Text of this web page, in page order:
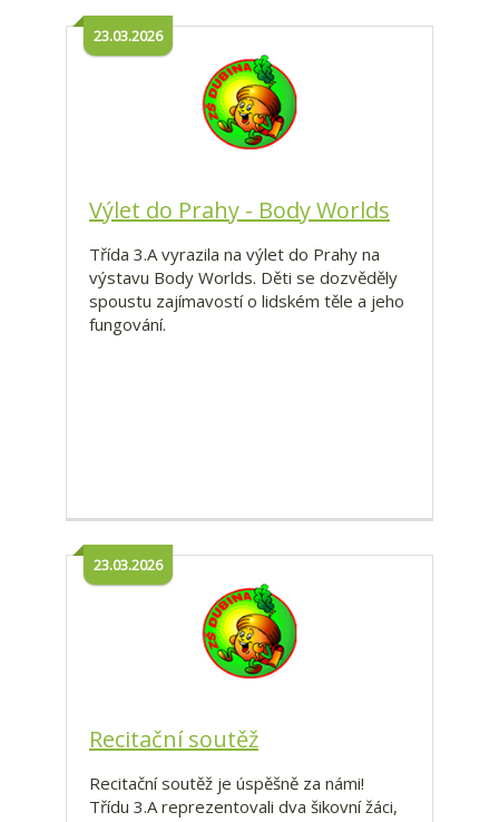
Výlet do Prahy - Body Worlds
23.03.2026
Třída 3.A vyrazila na výlet do Prahy na
výstavu Body Worlds. Děti se dozvěděly
spoustu zajímavostí o lidském těle a jeho
fungování.
Recitační soutěž
23.03.2026
Recitační soutěž je úspěšně za námi!
Třídu 3.A reprezentovali dva šikovní žáci,